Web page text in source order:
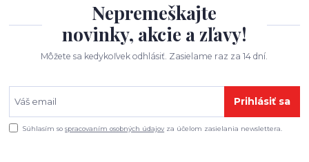
Nepremeškajte
novinky, akcie a zľavy!
Môžete sa kedykoľvek odhlásiť. Zasielame raz za 14 dní.
Prihlásiť sa
Súhlasím sospracovaním osobných údajov za účelom zasielania newslettera.